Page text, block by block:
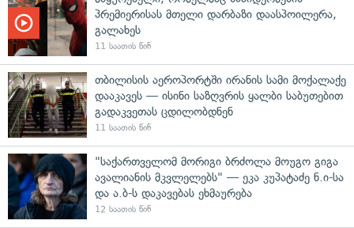
პრემიერისას მთელი დარბაზი დაასპოილერა,
გალახეს
11 საათის წინ
თბილისის აეროპორტში ირანის სამი მოქალაქე
დააკავეს — ისინი საზღვრის ყალბი საბუთებით
გადაკვეთას ცდილობდნენ
11 საათის წინ
"საქართველომ მორიგი ბრძოლა მოუგო გიგა
ავალიანის მკვლელებს" — ეკა კუპატაძე ნ.ი-სა
და ა.ბ-ს დაკავებას ეხმაურება
12 საათის წინ